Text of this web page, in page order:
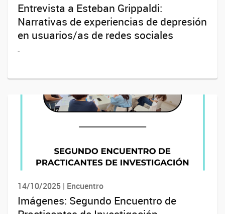
Entrevista a Esteban Grippaldi:
Narrativas de experiencias de depresión
en usuarios/as de redes sociales
-
14/10/2025 | Encuentro
Imágenes: Segundo Encuentro de